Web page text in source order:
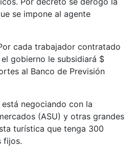
se impone al agente
cada trabajador contratado
gobierno le subsidiará $
al Banco de Previsión
está negociando con la
(ASU) y otras grandes
turística que tenga 300
fijos.